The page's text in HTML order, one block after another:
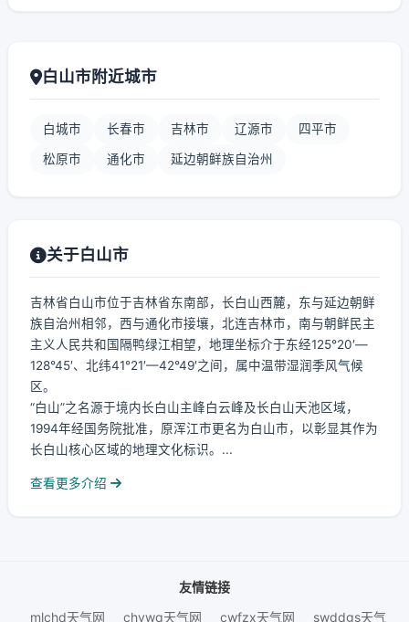
白山市附近城市
白城市 长春市 吉林市 辽源市 四平市
松原市 通化市 延边朝鲜族自治州
关于白山市
吉林省白山市位于吉林省东南部，长白山西麓，东与延边朝鲜
族自治州相邻，西与通化市接壤，北连吉林市，南与朝鲜民主
主义人民共和国隔鸭绿江相望，地理坐标介于东经125°20′—
128°45′、北纬41°21′—42°49′之间，属中温带湿润季风气候
区。
“白山”之名源于境内长白山主峰白云峰及长白山天池区域，
1994年经国务院批准，原浑江市更名为白山市，以彰显其作为
长白山核心区域的地理文化标识。...
查看更多介绍
友情链接
mlchd天气网
chywq天气网 cwfzx天气网 swddgs天气